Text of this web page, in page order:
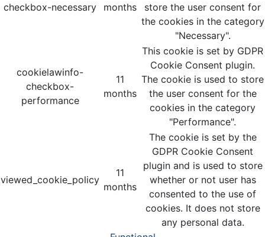
checkbox-necessary
months
store the user consent for
the cookies in the category
"Necessary".
cookielawinfo-
checkbox-
performance
11
months
This cookie is set by GDPR
Cookie Consent plugin.
The cookie is used to store
the user consent for the
cookies in the category
"Performance".
viewed_cookie_policy
11
months
The cookie is set by the
GDPR Cookie Consent
plugin and is used to store
whether or not user has
consented to the use of
cookies. It does not store
any personal data.